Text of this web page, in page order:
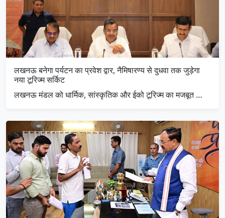
लखनऊ बनेगा पर्यटन का प्रवेश द्वार, नैमिषारण्य से दुधवा तक जुड़ेगा
नया टूरिज्म सर्किट
लखनऊ मंडल को धार्मिक, सांस्कृतिक और ईको टूरिज्म का मजबूत …